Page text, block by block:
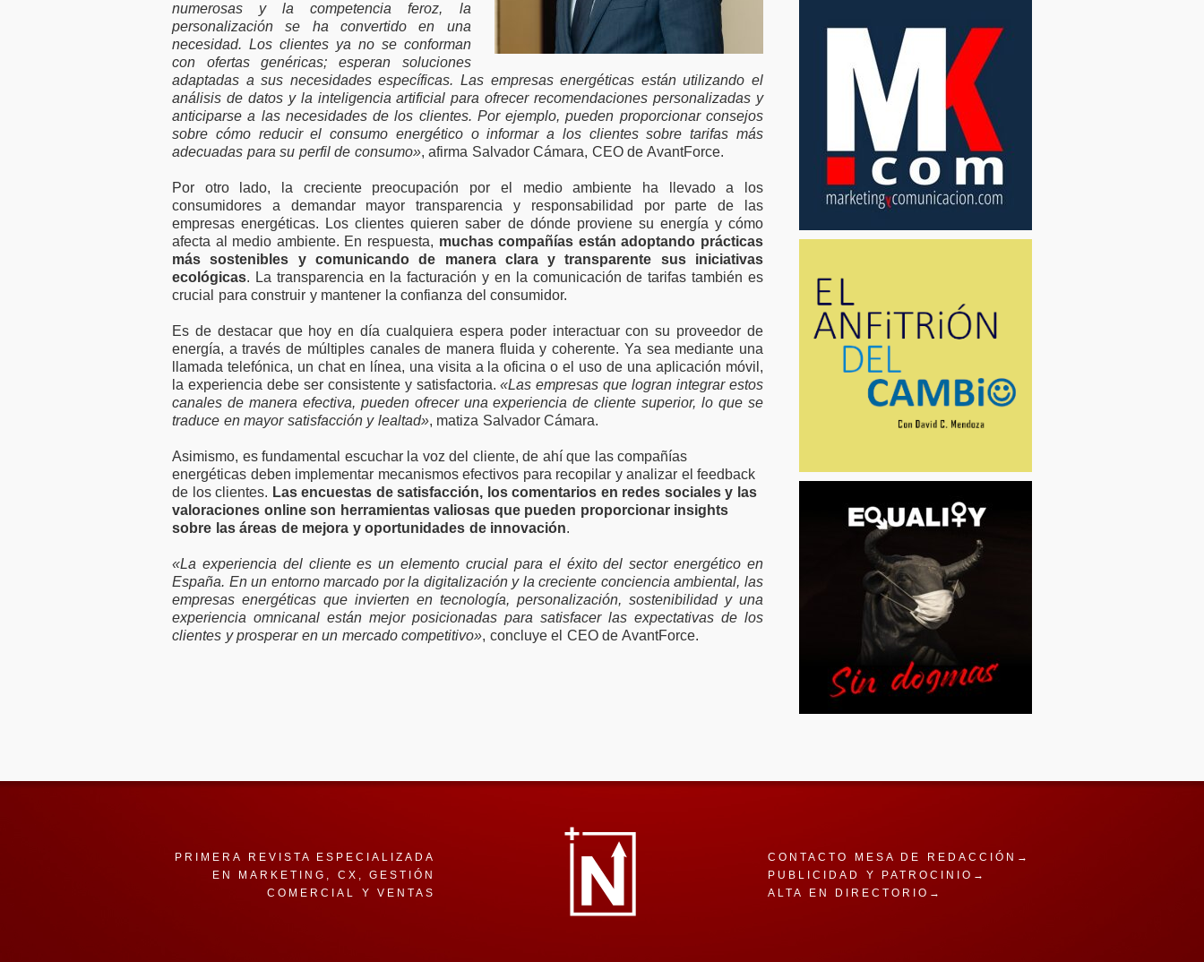
numerosas y la competencia feroz, la
personalización se ha convertido en una
necesidad. Los clientes ya no se conforman
con ofertas genéricas; esperan soluciones
adaptadas a sus necesidades específicas. Las empresas energéticas están utilizando el
análisis de datos y la inteligencia artificial para ofrecer recomendaciones personalizadas y
anticiparse a las necesidades de los clientes. Por ejemplo, pueden proporcionar consejos
sobre cómo reducir el consumo energético o informar a los clientes sobre tarifas más
adecuadas para su perfil de consumo», afirma Salvador Cámara, CEO de AvantForce.
Por otro lado, la creciente preocupación por el medio ambiente ha llevado a los
consumidores a demandar mayor transparencia y responsabilidad por parte de las
empresas energéticas. Los clientes quieren saber de dónde proviene su energía y cómo
afecta al medio ambiente. En respuesta, muchas compañías están adoptando prácticas
más sostenibles y comunicando de manera clara y transparente sus iniciativas
ecológicas. La transparencia en la facturación y en la comunicación de tarifas también es
crucial para construir y mantener la confianza del consumidor.
Es de destacar que hoy en día cualquiera espera poder interactuar con su proveedor de
energía, a través de múltiples canales de manera fluida y coherente. Ya sea mediante una
llamada telefónica, un chat en línea, una visita a la oficina o el uso de una aplicación móvil,
la experiencia debe ser consistente y satisfactoria.«Las empresas que logran integrar estos
canales de manera efectiva, pueden ofrecer una experiencia de cliente superior, lo que se
traduce en mayor satisfacción y lealtad», matiza Salvador Cámara.
Asimismo, es fundamental escuchar la voz del cliente, de ahí que las compañías
energéticas deben implementar mecanismos efectivos para recopilar y analizar el feedback
de los clientes. Las encuestas de satisfacción, los comentarios en redes sociales y las
valoraciones online son herramientas valiosas que pueden proporcionar insights
sobre las áreas de mejora y oportunidades de innovación.
«La experiencia del cliente es un elemento crucial para el éxito del sector energético en
España. En un entorno marcado por la digitalización y la creciente conciencia ambiental, las
empresas energéticas que invierten en tecnología, personalización, sostenibilidad y una
experiencia omnicanal están mejor posicionadas para satisfacer las expectativas de los
clientes y prosperar en un mercado competitivo», concluye el CEO de AvantForce.
PRIMERA REVISTA ESPECIALIZADA
EN MARKETING, CX, GESTIÓN
COMERCIAL Y VENTAS
CONTACTO MESA DE REDACCIÓN→
PUBLICIDAD Y PATROCINIO→
ALTA EN DIRECTORIO→